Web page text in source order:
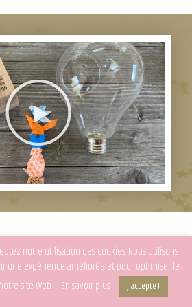
portfolio
notre utilisation des cookies. Nous utilisons
une expérience améliorée et pour optimiser le
site Web.
En savoir plus J'accepte !